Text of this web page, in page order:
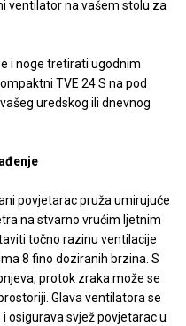
ventilator na vašem stolu za
i noge tretirati ugodnim
TVE 24 S na pod
uredskog ili dnevnog
povjetarac pruža umirujuće
na stvarno vrućim ljetnim
točno razinu ventilacije
8 fino doziranih brzina. S
protok zraka može se
Glava ventilatora se
osigurava svjež povjetarac u